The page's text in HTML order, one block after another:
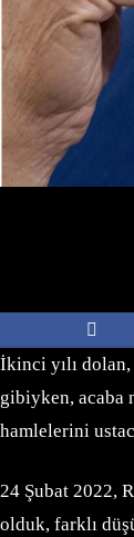
İkinci yılı
gibiyken, acaba
hamlelerini
24 Şubat 2022,
olduk, farklı